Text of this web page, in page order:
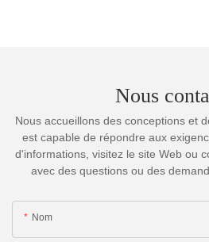
Nous
Nous accueillons des conceptions et
est capable de répondre aux
d'informations, visitez le site Web ou
avec des questions ou des
Nom